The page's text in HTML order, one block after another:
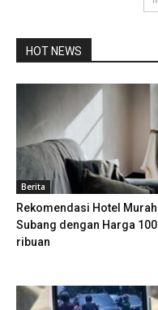
HOT NEWS
Berita
Rekomendasi Hotel
Subang dengan Harga 100
ribuan